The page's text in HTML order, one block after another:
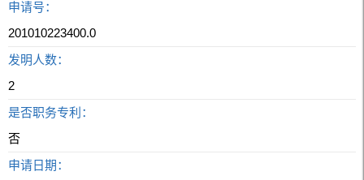
申请号：
201010223400.0
发明人数：
2
是否职务专利：
否
申请日期：